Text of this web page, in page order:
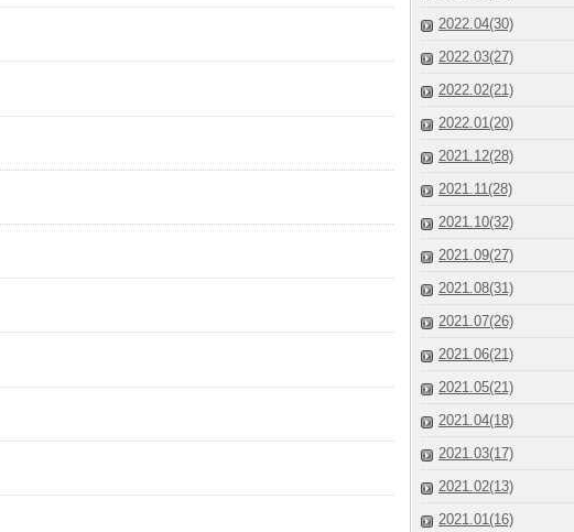
2022.04(30)
2022.03(27)
2022.02(21)
2022.01(20)
2021.12(28)
2021.11(28)
2021.10(32)
2021.09(27)
2021.08(31)
2021.07(26)
2021.06(21)
2021.05(21)
2021.04(18)
2021.03(17)
2021.02(13)
2021.01(16)